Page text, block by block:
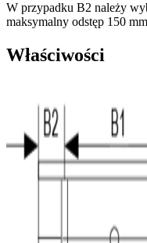
W przypadku B2 należy
maksymalny odstęp 150
Właściwości